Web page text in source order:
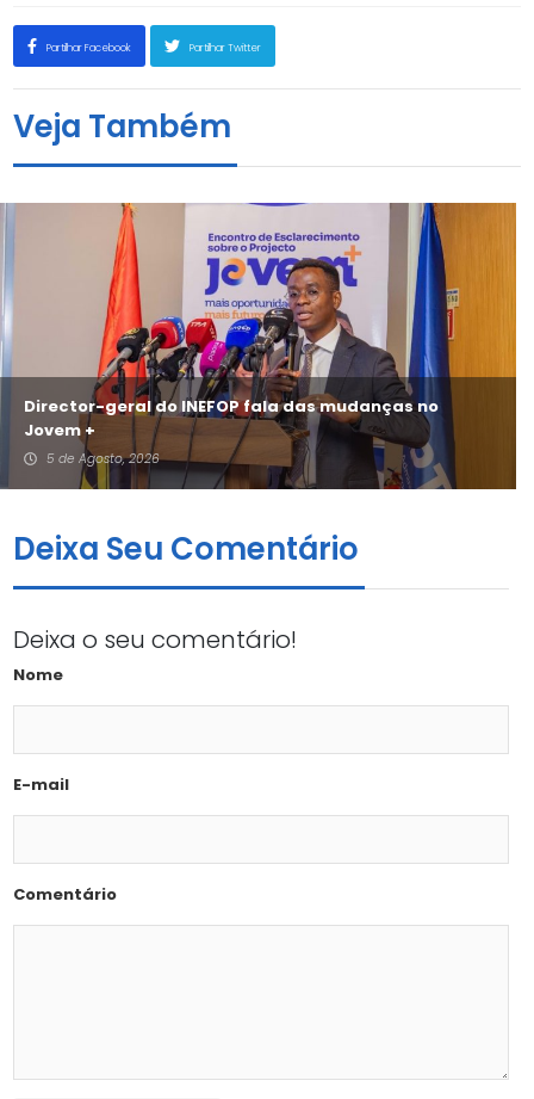
Partilhar Facebook Partilhar Twitter
Veja Também
Director-geral do INEFOP fala das mudanças no
Jovem +
5 de Agosto, 2026
Deixa Seu Comentário
Deixa o seu comentário!
Nome
E-mail
Comentário